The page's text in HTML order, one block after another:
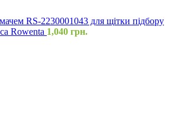
RS-2230001043 для щітки підбору
Rowenta 1,040 грн.